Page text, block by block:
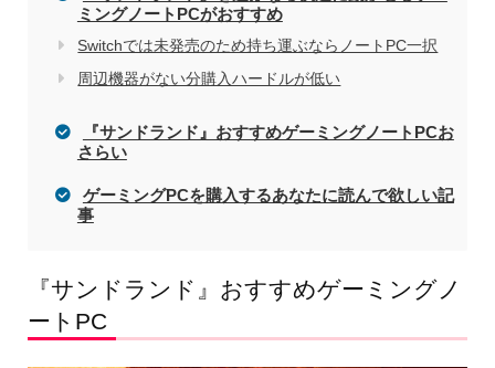
ミングノートPCがおすすめ
Switchでは未発売のため持ち運ぶならノートPC一択
周辺機器がない分購入ハードルが低い
『サンドランド』おすすめゲーミングノートPCお
さらい
ゲーミングPCを購入するあなたに読んで欲しい記
事
『サンドランド』おすすめゲーミングノ
ートPC